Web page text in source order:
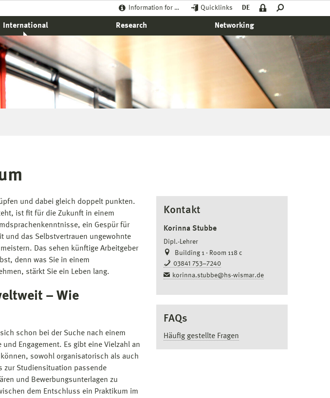
Information for … Quicklinks DE
International Research Networking
und dabei gleich doppelt punkten.
ist fit für die Zukunft in einem
ein Gespür für
und das Selbstvertrauen ungewohnte
Das sehen künftige Arbeitgeber
denn was Sie in einem
stärkt Sie ein Leben lang.
– Wie
schon bei der Suche nach einem
Engagement. Es gibt eine Vielzahl an
sowohl organisatorisch als auch
zur Studiensituation passende
und Bewerbungsunterlagen zu
dem Entschluss ein Praktikum im
Kontakt
Korinna Stubbe
Dipl.-Lehrer
Building 1 · Room 118 c
03841 753–7240
korinna.stubbe@hs-wismar.de
FAQs
Häufig gestellte Fragen